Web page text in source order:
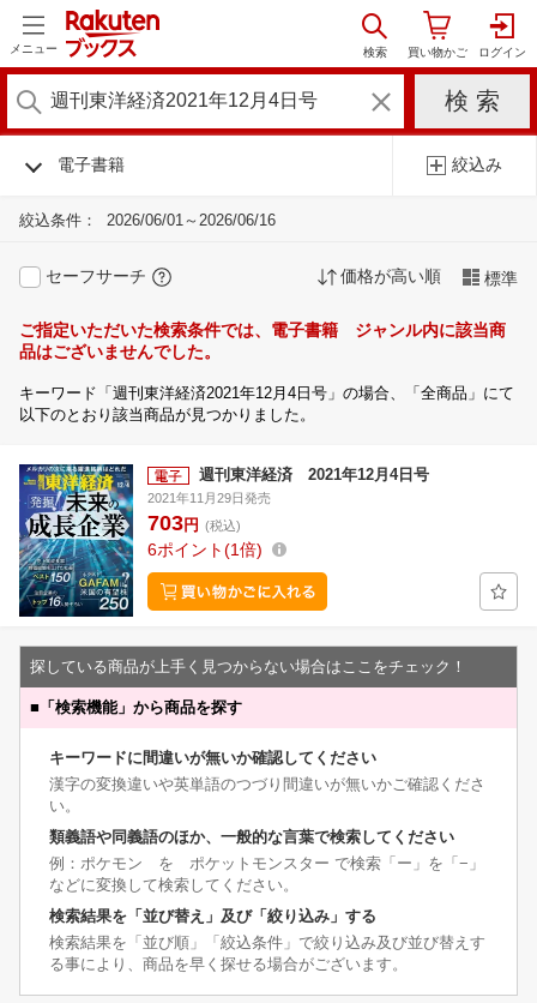
メニュー
電子書籍 絞込み
絞込条件： 2026/06/01～2026/06/16
セーフサーチ 価格が高い順 標準
ご指定いただいた検索条件では、電子書籍 ジャンル内に該当商
品はございませんでした。
キーワード「週刊東洋経済2021年12月4日号」の場合、「全商品」にて
以下のとおり該当商品が見つかりました。
週刊東洋経済 2021年12月4日号
2021年11月29日発売
703円 (税込)
6ポイント 1倍
探している商品が上手く見つからない場合はここをチェック！
■ 「検索機能」から商品を探す
キーワードに間違いが無いか確認してください
漢字の変換違いや英単語のつづり間違いが無いかご確認くださ
い。
類義語や同義語のほか、一般的な言葉で検索してください
例：ポケモン を ポケットモンスター で検索「ー」を「−」
などに変換して検索してください。
検索結果を「並び替え」及び「絞り込み」する
検索結果を「並び順」「絞込条件」で絞り込み及び並び替えす
る事により、商品を早く探せる場合がございます。